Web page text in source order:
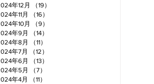
年12月
（19）
年11月
（16）
年10月
（9）
年9月
（14）
年8月
（11）
年7月
（12）
年6月
（13）
年5月
（7）
年4月
（11）